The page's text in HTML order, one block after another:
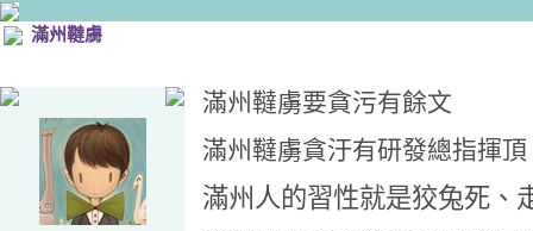
滿州韃虜
滿州韃虜要貪污有餘文
滿州韃虜貪汙有研發總指揮頂
滿州人的習性就是狡兔死、